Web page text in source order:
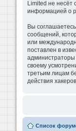
Limited не несёт
информацией о
Вы
сообщений,
или
поставлен в
администраторы
своему
третьим лицам
действия
Список